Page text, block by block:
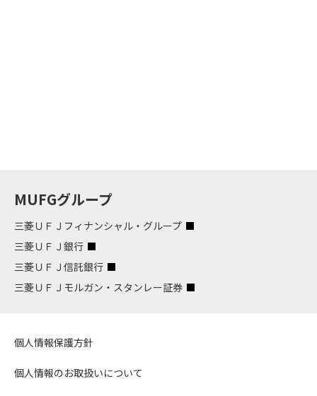
MUFGグループ
三菱ＵＦＪフィナンシャル・グループ
三菱ＵＦＪ銀行
三菱ＵＦＪ信託銀行
三菱ＵＦＪモルガン・スタンレー証券
個人情報保護方針
個人情報のお取扱いについて